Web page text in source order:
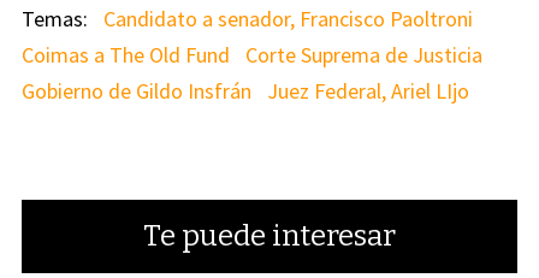
Candidato a senador, Francisco Paoltroni
Coimas a The Old Fund
Corte Suprema de Justicia
Gobierno de Gildo Insfrán
Juez Federal, Ariel LIjo
Te puede interesar